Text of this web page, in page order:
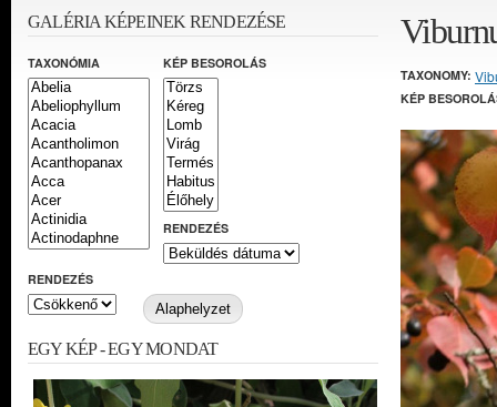
TAXONOMY:
KÉP
GALÉRIA KÉPEINEK RENDEZÉSE
TAXONÓMIA KÉP BESOROLÁS
RENDEZÉS
RENDEZÉS
EGY KÉP - EGY MONDAT